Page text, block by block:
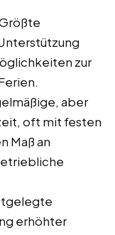
zur
aber
oft mit festen
Maß an
erhöhter